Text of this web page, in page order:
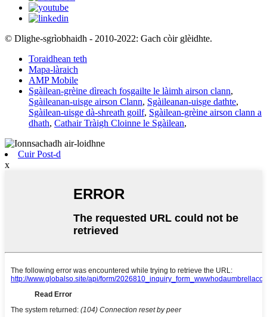
© Dlighe-sgrìobhaidh - 2010-2022: Gach còir glèidhte.
Toraidhean teth
Mapa-làraich
AMP Mobile
Sgàilean-grèine dìreach fosgailte le làimh airson clann,
Sgàileanan-uisge airson Clann, Sgàileanan-uisge dathte,
Sgàilean-uisge dà-shreath goilf, Sgàilean-grèine airson clann a
dhath, Cathair Tràigh Cloinne le Sgàilean,
Cuir Post-d
x